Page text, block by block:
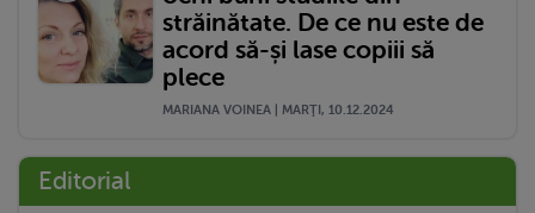
străinătate. De ce nu este de
acord să-și lase copiii să
plece
MARIANA VOINEA | MARŢI, 10.12.2024
Editorial